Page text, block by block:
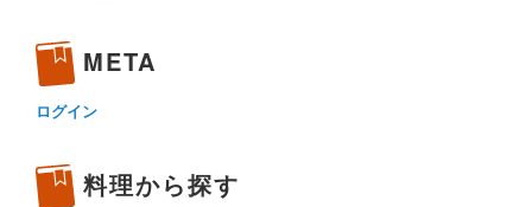
META
ログイン
料理から探す